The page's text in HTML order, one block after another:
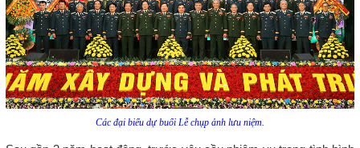
Các đại biểu dự buổi Lễ chụp ảnh lưu niệm.